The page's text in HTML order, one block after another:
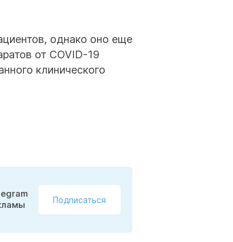
однако оно еще
от COVID-19
клинического
Подписаться